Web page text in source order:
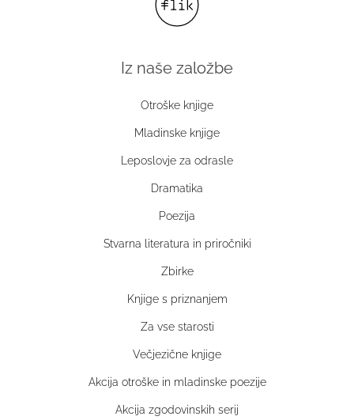
Iz naše založbe
Otroške knjige
Mladinske knjige
Leposlovje za odrasle
Dramatika
Poezija
Stvarna literatura in priročniki
Zbirke
Knjige s priznanjem
Za vse starosti
Večjezične knjige
Akcija otroške in mladinske poezije
Akcija zgodovinskih serij